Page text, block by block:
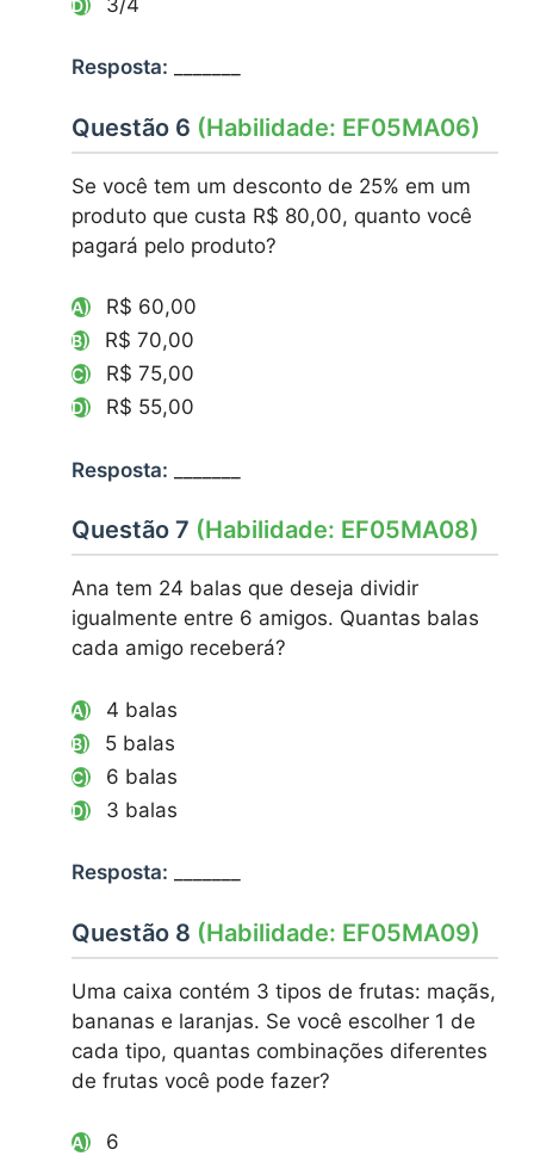
D)
Resposta:
Questão 6 (Habilidade: EF05MA06)
Se você tem um desconto de 25% em um
produto que custa R$ 80,00, quanto você
pagará pelo produto?
A) R$ 60,00
B) R$ 70,00
C) R$ 75,00
D) R$ 55,00
Resposta:
Questão 7 (Habilidade: EF05MA08)
Ana tem 24 balas que deseja dividir
igualmente entre 6 amigos. Quantas balas
cada amigo receberá?
A) 4 balas
B) 5 balas
C) 6 balas
D) 3 balas
Resposta:
Questão 8 (Habilidade: EF05MA09)
Uma caixa contém 3 tipos de frutas: maçãs,
bananas e laranjas. Se você escolher 1 de
cada tipo, quantas combinações diferentes
de frutas você pode fazer?
A) 6